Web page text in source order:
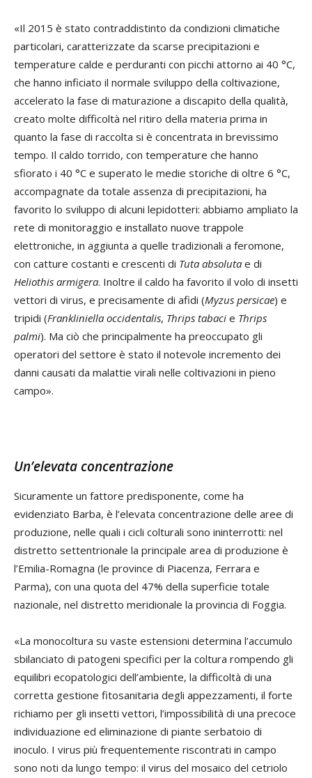
«Il 2015 è stato contraddistinto da condizioni climatiche
particolari, caratterizzate da scarse precipitazioni e
temperature calde e perduranti con picchi attorno ai 40 °C,
che hanno inficiato il normale sviluppo della coltivazione,
accelerato la fase di maturazione a discapito della qualità,
creato molte difficoltà nel ritiro della materia prima in
quanto la fase di raccolta si è concentrata in brevissimo
tempo. Il caldo torrido, con temperature che hanno
sfiorato i 40 °C e superato le medie storiche di oltre 6 °C,
accompagnate da totale assenza di precipitazioni, ha
favorito lo sviluppo di alcuni lepidotteri: abbiamo ampliato la
rete di monitoraggio e installato nuove trappole
elettroniche, in aggiunta a quelle tradizionali a feromone,
con catture costanti e crescenti di Tuta absoluta e di
Heliothis armigera. Inoltre il caldo ha favorito il volo di insetti
vettori di virus, e precisamente di afidi (Myzus persicae) e
tripidi (Frankliniella occidentalis, Thrips tabaci e Thrips
palmi). Ma ciò che principalmente ha preoccupato gli
operatori del settore è stato il notevole incremento dei
danni causati da malattie virali nelle coltivazioni in pieno
campo».
Un’elevata concentrazione
Sicuramente un fattore predisponente, come ha
evidenziato Barba, è l’elevata concentrazione delle aree di
produzione, nelle quali i cicli colturali sono ininterrotti: nel
distretto settentrionale la principale area di produzione è
l’Emilia-Romagna (le province di Piacenza, Ferrara e
Parma), con una quota del 47% della superficie totale
nazionale, nel distretto meridionale la provincia di Foggia.
«La monocoltura su vaste estensioni determina l’accumulo
sbilanciato di patogeni specifici per la coltura rompendo gli
equilibri ecopatologici dell’ambiente, la difficoltà di una
corretta gestione fitosanitaria degli appezzamenti, il forte
richiamo per gli insetti vettori, l’impossibilità di una precoce
individuazione ed eliminazione di piante serbatoio di
inoculo. I virus più frequentemente riscontrati in campo
sono noti da lungo tempo: il virus del mosaico del cetriolo